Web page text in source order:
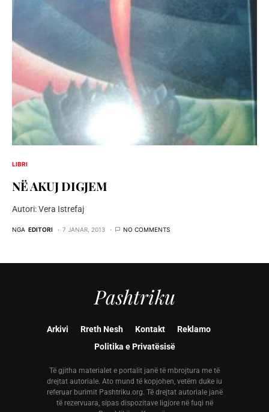
LIBRI
NË AKUJ DIGJEM
Autori: Vera Istrefaj
NGA EDITORI 7 JANAR, 2013 NO COMMENTS
Pashtriku
Arkivi Rreth Nesh Kontakt
Reklamo
Politika e Privatësisë
Të gjitha materialet e portalit janë të mbrojtura me të
drejtat autoriale. Ato mund të kopjohen, vetëm duke iu
referuar burimit Pashtriku.org. Të drejtat autoriale janë
të rezervuara, sipas dispozitave ligjore në fuqi në